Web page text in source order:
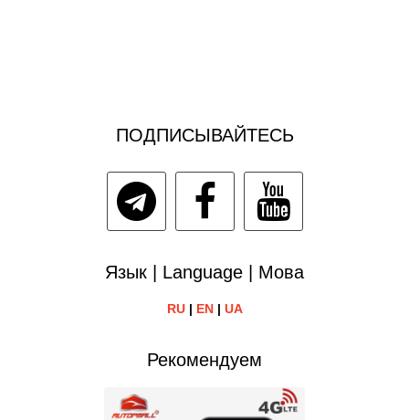
ПОДПИСЫВАЙТЕСЬ
Язык | Language | Мова
RU| EN| UA
Рекомендуем